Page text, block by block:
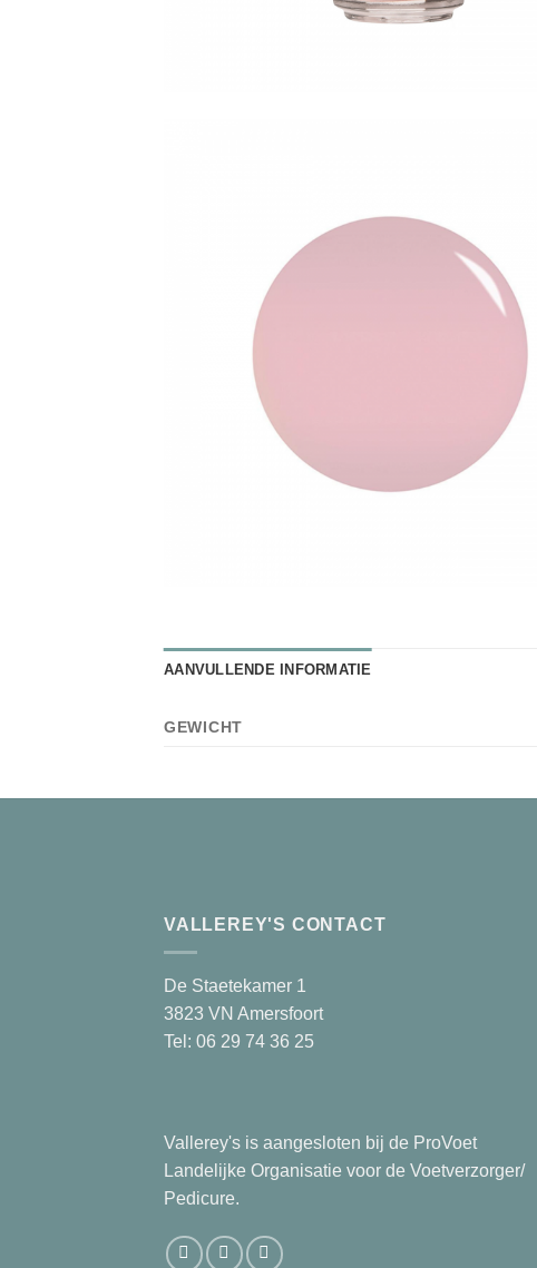
AANVULLENDE INFORMATIE
GEWICHT
VALLEREY'S CONTACT
De Staetekamer 1
3823 VN Amersfoort
Tel: 06 29 74 36 25
Vallerey's is aangesloten bij de ProVoet
Landelijke Organisatie voor de Voetverzorger/
Pedicure.